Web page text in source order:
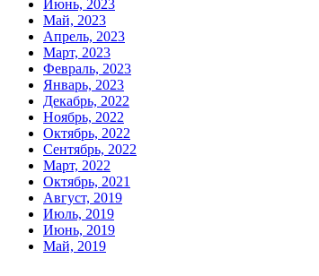
Июнь, 2023
Май, 2023
Апрель, 2023
Март, 2023
Февраль, 2023
Январь, 2023
Декабрь, 2022
Ноябрь, 2022
Октябрь, 2022
Сентябрь, 2022
Март, 2022
Октябрь, 2021
Август, 2019
Июль, 2019
Июнь, 2019
Май, 2019